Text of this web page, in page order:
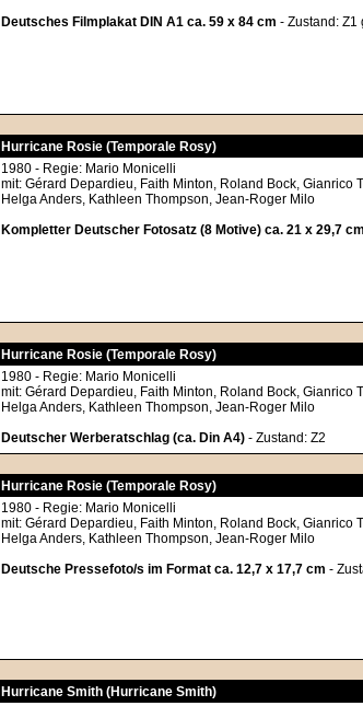
Deutsches Filmplakat DIN A1 ca. 59 x 84 cm - Zustand: Z1
Hurricane Rosie (Temporale Rosy)
1980 - Regie: Mario Monicelli
mit: Gérard Depardieu, Faith Minton, Roland Bock, Gianrico
Helga Anders, Kathleen Thompson, Jean-Roger Milo
Kompletter Deutscher Fotosatz (8 Motive) ca. 21 x 29,7 cm
Hurricane Rosie (Temporale Rosy)
1980 - Regie: Mario Monicelli
mit: Gérard Depardieu, Faith Minton, Roland Bock, Gianrico
Helga Anders, Kathleen Thompson, Jean-Roger Milo
Deutscher Werberatschlag (ca. Din A4) - Zustand: Z2
Hurricane Rosie (Temporale Rosy)
1980 - Regie: Mario Monicelli
mit: Gérard Depardieu, Faith Minton, Roland Bock, Gianrico
Helga Anders, Kathleen Thompson, Jean-Roger Milo
Deutsche Pressefoto/s im Format ca. 12,7 x 17,7 cm -
Hurricane Smith (Hurricane Smith)